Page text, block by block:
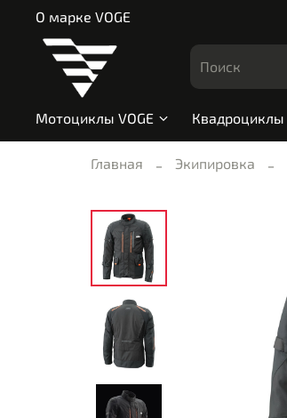
О марке VOGE
Мотоциклы VOGE Квадроциклы
Главная Экипировка